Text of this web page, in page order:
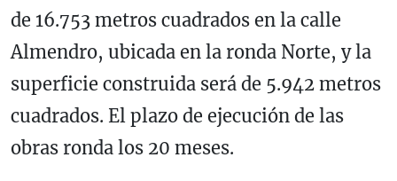
de 16.753 metros cuadrados en la calle
Almendro, ubicada en la ronda Norte, y la
superficie construida será de 5.942 metros
cuadrados. El plazo de ejecución de las
obras ronda los 20 meses.